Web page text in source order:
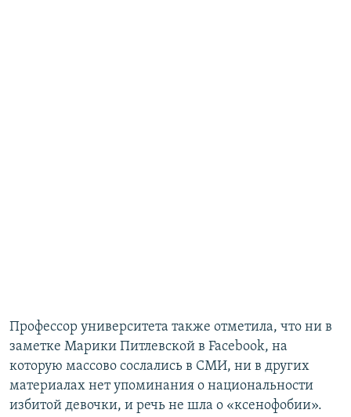
Профессор университета также отметила, что ни в
заметке Марики Питлевской в Facebook, на
которую массово сослались в СМИ, ни в других
материалах нет упоминания о национальности
избитой девочки, и речь не шла о «ксенофобии».